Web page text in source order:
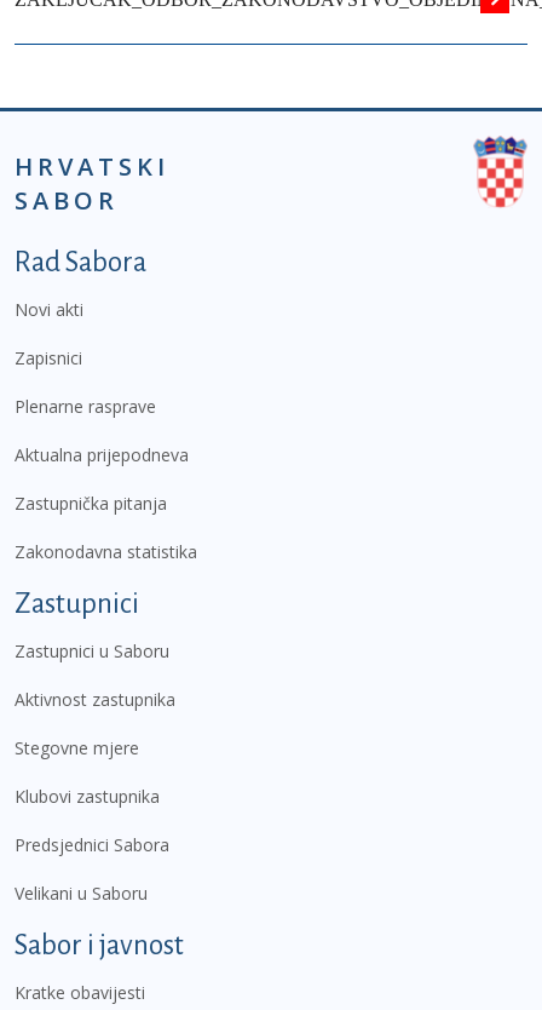
HRVATSKI
SABOR
Podnožje prvi izbornik
Rad Sabora
Novi akti
Zapisnici
Plenarne rasprave
Aktualna prijepodneva
Zastupnička pitanja
Zakonodavna statistika
Zastupnici
Zastupnici u Saboru
Aktivnost zastupnika
Stegovne mjere
Klubovi zastupnika
Predsjednici Sabora
Velikani u Saboru
Sabor i javnost
Kratke obavijesti